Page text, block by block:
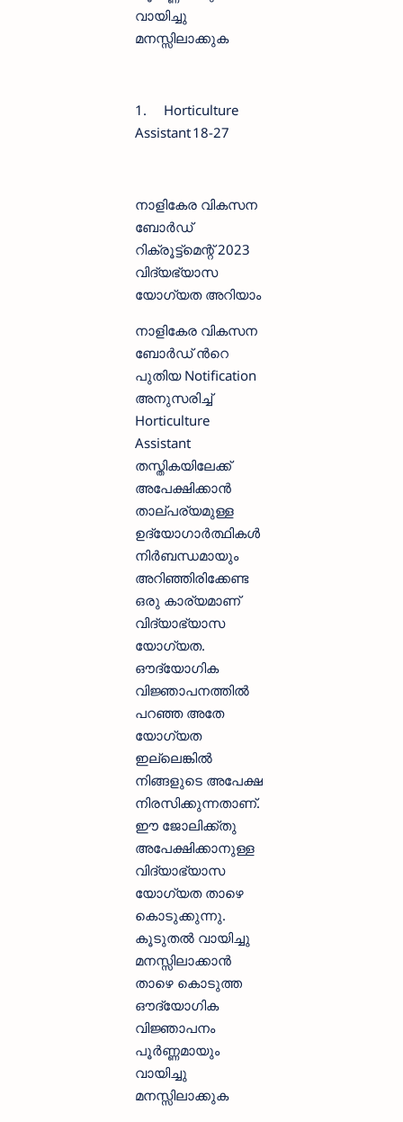
വായിച്ചു
മനസ്സിലാക്കുക
1.
Horticulture
Assistant18-27
നാളികേര വികസന
ബോര്‍ഡ്
റിക്രൂട്ട്മെന്റ് 2023
വിദ്യഭ്യാസ
യോഗ്യത അറിയാം
നാളികേര വികസന
ബോര്‍ഡ് ന്‍റെ
പുതിയ Notification
അനുസരിച്ച്
Horticulture
Assistant
തസ്തികയിലേക്ക്
അപേക്ഷിക്കാന്‍
താല്പര്യമുള്ള
ഉദ്യോഗാര്‍ത്ഥികള്‍
നിര്‍ബന്ധമായും
അറിഞ്ഞിരിക്കേണ്ട
ഒരു കാര്യമാണ്
വിദ്യാഭ്യാസ
യോഗ്യത.
ഔദ്യോഗിക
വിജ്ഞാപനത്തില്‍
പറഞ്ഞ അതേ
യോഗ്യത
ഇല്ലെങ്കില്‍
നിങ്ങളുടെ അപേക്ഷ
നിരസിക്കുന്നതാണ്.
ഈ ജോലിക്ക്തു
അപേക്ഷിക്കാനുള്ള
വിദ്യാഭ്യാസ
യോഗ്യത താഴെ
കൊടുക്കുന്നു.
കൂടുതല്‍ വായിച്ചു
മനസ്സിലാക്കാന്‍
താഴെ കൊടുത്ത
ഔദ്യോഗിക
വിജ്ഞാപനം
പൂര്‍ണ്ണമായും
വായിച്ചു
മനസ്സിലാക്കുക